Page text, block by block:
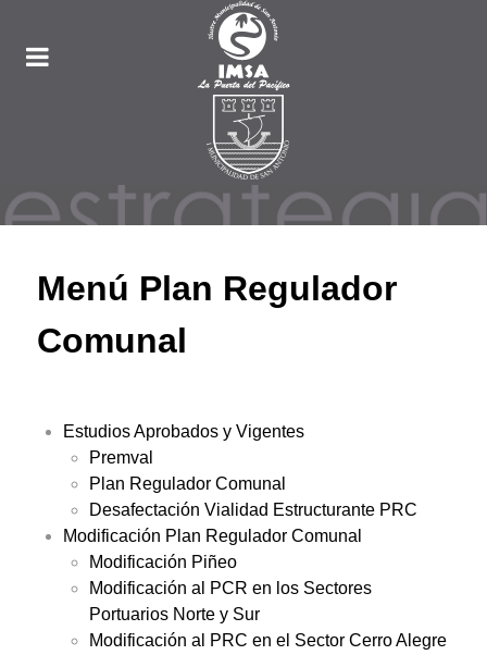
Menú Plan Regulador
Comunal
Estudios Aprobados y Vigentes
Premval
Plan Regulador Comunal
Desafectación Vialidad Estructurante PRC
Modificación Plan Regulador Comunal
Modificación Piñeo
Modificación al PCR en los Sectores
Portuarios Norte y Sur
Modificación al PRC en el Sector Cerro Alegre